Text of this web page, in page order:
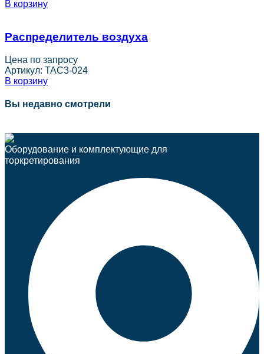
В корзину
Распределитель воздуха
Цена по запросу
Артикул: TAC3-024
В корзину
Вы недавно смотрели
Оборудование и комплектующие для
торкретирования